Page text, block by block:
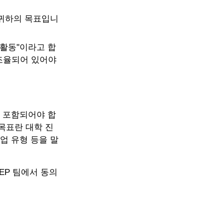
하의 목표입니
동"이라고 합
되어 있어야
함되어야 합
표란 대학 진
유형 등을 말
팀에서 동의